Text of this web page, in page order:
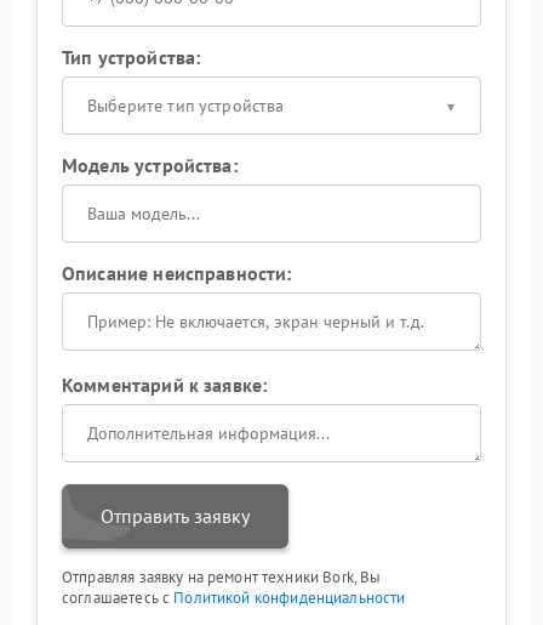
Тип устройства:
Выберите тип устройства
Модель устройства:
Описание неисправности:
Комментарий к заявке:
Отправить заявку
Отправляя заявку на ремонт техники Bork, Вы
соглашаетесь с Политикой конфиденциальности